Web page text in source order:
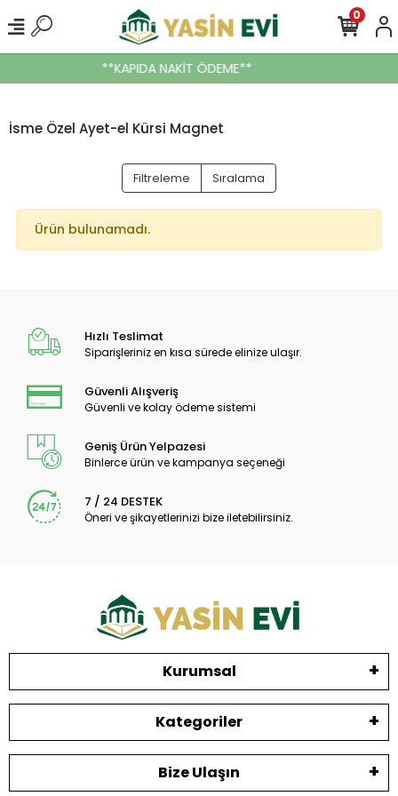
**KAPIDA NAKİT ÖDEME**
0
İsme Özel Ayet-el Kürsi Magnet
Filtreleme Sıralama
Ürün bulunamadı.
Hızlı Teslimat
Siparişleriniz en kısa sürede elinize ulaşır.
Güvenli Alışveriş
Güvenli ve kolay ödeme sistemi
Geniş Ürün Yelpazesi
Binlerce ürün ve kampanya seçeneği
7 / 24 DESTEK
Öneri ve şikayetlerinizi bize iletebilirsiniz.
Kurumsal
Kategoriler
Bize Ulaşın